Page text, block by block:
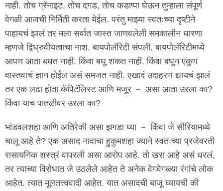
नाही. तोच ग्रॅनाइट, तोच दगड, तोच कडाप्पा घेऊन तुम्हाला संपूर्ण
वेगळी आजची निर्मिती करता येईल. परंतु माझ्या स्वतःच्या दृष्टीने
पाहायचं झालं तर मला सर्वात जास्त जाणवलेली समकालीन धारणा
म्हणजे द्विध्रुवीयत्वाचा नाश. बायपोलॅरिटी संपली. बायपोलॅरिटीमध्ये
आपण आता बघत नाही. किंवा बघू शकत नाही. किंवा बघून एकूण
वास्तवाचं ज्ञान होईल असं समजत नाही. एखादं उदाहरण द्यायचं झालं
तर एक लढा होता कॅपिटॅलिस्ट आणि मजूर － असा आता उरला का?
किंवा याच पातळीवर उरला का?
भांडवलशहा आणि अतिरेकी असा झगडा घ्या － किंवा जे सीरियामध्ये
चालू आहे ते? एक असाद नावाचा हुकुमशहा ज्याने स्वतःच्या प्रजेवरती
रासायनिक शस्त्रं वापरली असा आरोप आहे. तो खरा आहे असं धरलं,
तर त्याच्या विरोधात जे उठलेले आहेत ते अनेक वेगवेगळ्या रंगांचे लोक
आहेत. त्यात मूलतत्त्ववादी आहेत. यात असादची बाजू घ्यायची की